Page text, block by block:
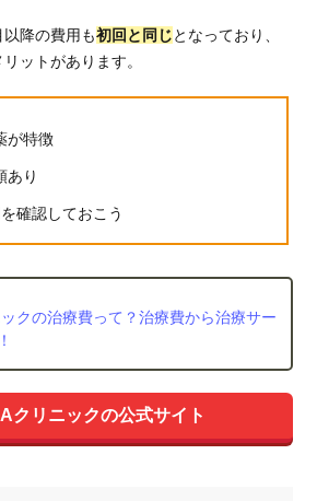
以降の費用も初回と同じとなっており、
ットがあります。
が特徴
あり
確認しておこう
クの治療費って？治療費から治療サー
クリニックの公式サイト